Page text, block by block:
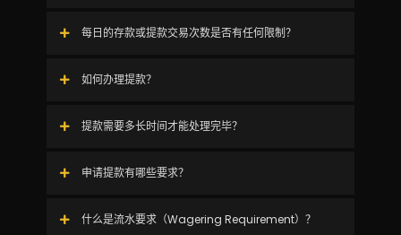
每日的存款或提款交易次数是否有任何限制？
如何办理提款？
提款需要多长时间才能处理完毕？
申请提款有哪些要求？
什么是流水要求（Wagering Requirement）？